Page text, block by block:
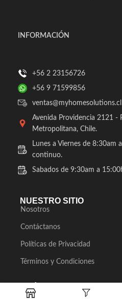
INFORMACIÓN
+56 2 23156726
+56 9 71599856
ventas@myhomesolutions.cl
Avenida Providencia 2121 -
Metropolitana, Chile.
Lunes a Viernes de 8:30am
continuo.
Sabados de 9:30am a
NUESTRO SITIO
Nosotros
Contáctanos
Políticas de Privacidad
Términos y Condiciones
MÉTODOS DE PAGO